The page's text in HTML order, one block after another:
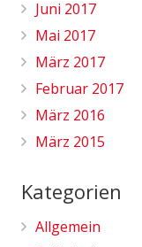
Juni 2017
Mai 2017
März 2017
Februar 2017
März 2016
März 2015
Kategorien
Allgemein